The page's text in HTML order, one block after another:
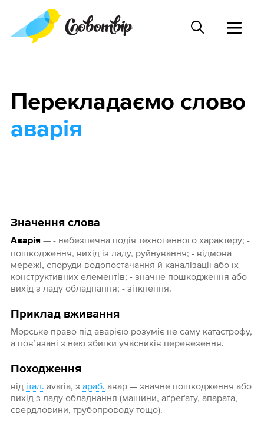
Значення слова
Аварія— - небезпечна подія техногенного характеру; -
пошкодження, вихід із ладу, руйнування; - відмова
мережі, споруди водопостачання й каналізації або їх
конструктивних елементів; - значне пошкодження або
вихід з ладу обладнання; - зіткнення.
Приклад вживання
Морське право під аварією розуміє не саму катастрофу,
а пов’язані з нею збитки учасників перевезення.
Походження
від італ. avaria, з араб. авар‎ — значне пошкодження або
вихід з ладу обладнання (машини, аґреґату, апарата,
свердловини, трубопроводу тощо).
Перекладаємо слово
аварія